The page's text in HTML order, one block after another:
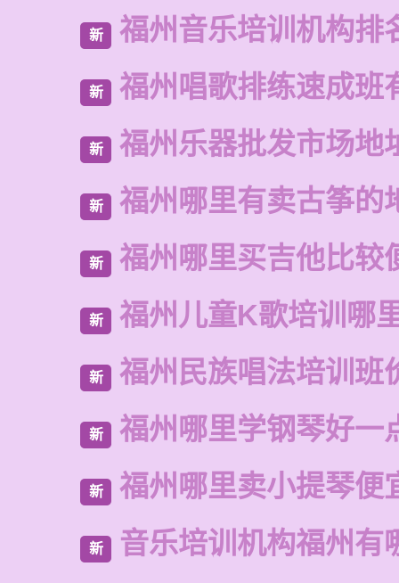
新 福州音乐培训机构排
新 福州唱歌排练速成班
新 福州乐器批发市场地
新 福州哪里有卖古筝的
新 福州哪里买吉他比较
新 福州儿童K歌培训哪
新 福州民族唱法培训班
新 福州哪里学钢琴好一
新 福州哪里卖小提琴便
新 音乐培训机构福州有